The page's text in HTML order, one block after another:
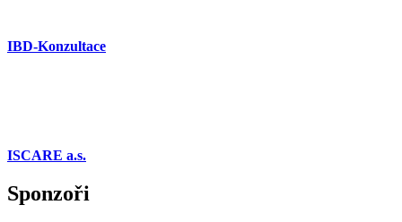
IBD-Konzultace
ISCARE a.s.
Sponzoři